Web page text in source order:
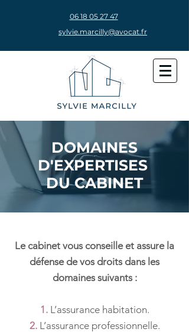
06 18 05 27 47
sylvie.marcilly@avocat.fr
DOMAINES
D'EXPERTISES
DU CABINET
Le cabinet vous conseille et assure la
défense de vos droits dans les
domaines suivants :
1.L’assurance habitation.
2.L’assurance professionnelle.